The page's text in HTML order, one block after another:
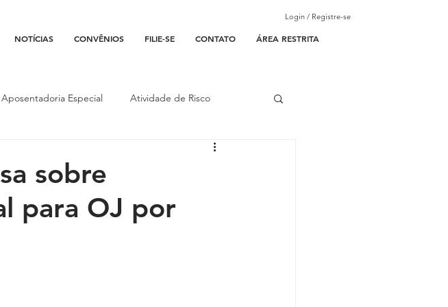
NOTÍCIAS CONVÊNIOS FILIE-SE CONTATO ÁREA RESTRITA
Login / Registre-se
Aposentadoria Especial Atividade de Risco
Trabalho Justiça Federal
sobre
para OJ por